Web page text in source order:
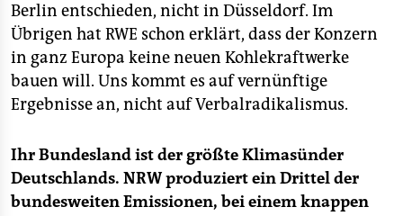
Berlin entschieden, nicht in Düsseldorf. Im
Übrigen hat RWE schon erklärt, dass der Konzern
in ganz Europa keine neuen Kohlekraftwerke
bauen will. Uns kommt es auf vernünftige
Ergebnisse an, nicht auf Verbalradikalismus.
Ihr Bundesland ist der größte Klimasünder
Deutschlands. NRW produziert ein Drittel der
bundesweiten Emissionen, bei einem knappen